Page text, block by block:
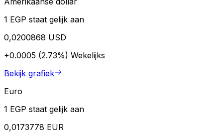
1 EGP staat gelijk aan
0,0200868 USD
+0.0005 (2.73%) Wekelijks
Bekijk grafiek
Euro
1 EGP staat gelijk aan
0,0173778 EUR